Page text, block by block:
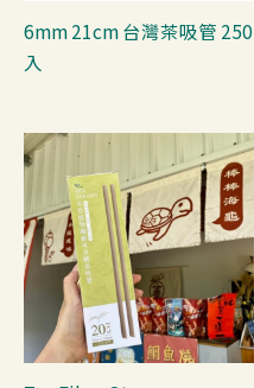
6mm 21cm 台灣茶吸管 250
入